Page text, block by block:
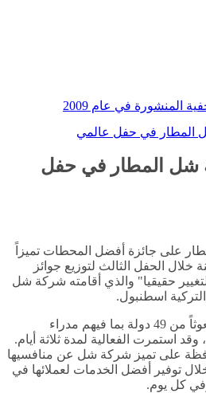
المنشورة في عام 2009
المطار في حفل عالمي
شل المطار في حفل
على جائزة أفضل المحطات تميزاً
الحفل الثالث لتوزيع جوائز
حقيقيا" والذي أقامته شركة شل
اسطنبول.
حضر الحفل أكثر من 850 مبعوثاً من 49 دولة بما فيهم مدراء
استمرت الفعالية لمدة ثلاثة أيام.
على تميز شركة شل عن منافسيها
توفير أفضل الخدمات لعملائها في
كل يوم.